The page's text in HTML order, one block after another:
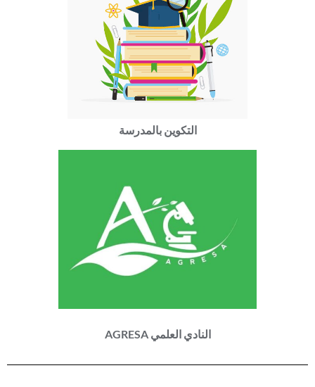
التكوين بالمدرسة
النادي العلمي AGRESA